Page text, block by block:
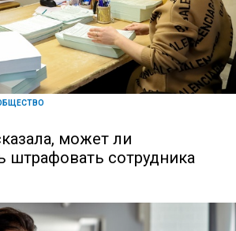
может ли
штрафовать сотрудника